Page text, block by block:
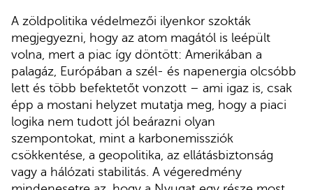
A zöldpolitika védelmezői ilyenkor szokták
megjegyezni, hogy az atom magától is leépült
volna, mert a piac így döntött: Amerikában a
palagáz, Európában a szél- és napenergia olcsóbb
lett és több befektetőt vonzott – ami igaz is, csak
épp a mostani helyzet mutatja meg, hogy a piaci
logika nem tudott jól beárazni olyan
szempontokat, mint a karbonemissziók
csökkentése, a geopolitika, az ellátásbiztonság
vagy a hálózati stabilitás. A végeredmény